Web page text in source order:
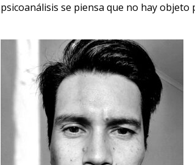
psicoanálisis se piensa que no hay objeto